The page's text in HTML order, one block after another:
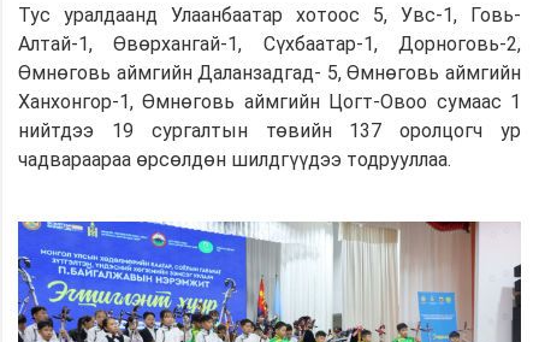
Тус уралдаанд Улаанбаатар хотоос 5, Увс-1, Говь-
Алтай-1, Өвөрхангай-1, Сүхбаатар-1, Дорноговь-2,
Өмнөговь аймгийн Даланзадгад- 5, Өмнөговь аймгийн
Ханхонгор-1, Өмнөговь аймгийн Цогт-Овоо сумаас 1
нийтдээ 19 сургалтын төвийн 137 оролцогч ур
чадвараараа өрсөлдөн шилдгүүдээ тодрууллаа.